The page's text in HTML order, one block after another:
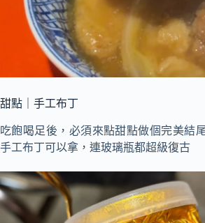
甜點｜手工布丁
吃飽喝足後，必須來點甜點做個完美結
手工布丁可以拿，連玻璃瓶都超級復古